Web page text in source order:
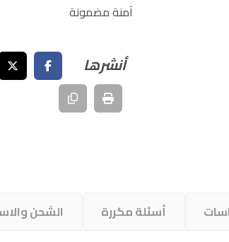
آمنة مضمونة
أسئلة مكررة الشحن